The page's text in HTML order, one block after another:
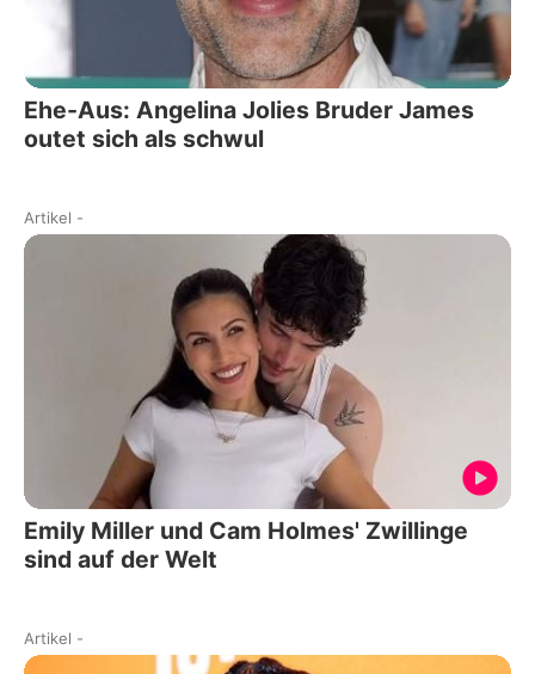
Ehe-Aus: Angelina Jolies Bruder James
outet sich als schwul
Artikel -
Emily Miller und Cam Holmes' Zwillinge
sind auf der Welt
Artikel -